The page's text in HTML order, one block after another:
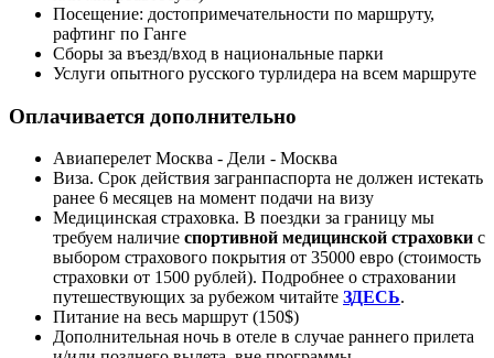
Посещение: достопримечательности по маршруту,
рафтинг по Ганге
Сборы за въезд/вход в национальные парки
Услуги опытного русского турлидера на всем маршруте
Оплачивается дополнительно
Авиаперелет Москва - Дели - Москва
Виза. Срок действия загранпаспорта не должен истекать
ранее 6 месяцев на момент подачи на визу
Медицинская страховка. В поездки за границу мы
требуем наличие спортивной медицинской страховки с
выбором страхового покрытия от 35000 евро (стоимость
страховки от 1500 рублей). Подробнее о страховании
путешествующих за рубежом читайте ЗДЕСЬ.
Питание на весь маршрут (150$)
Дополнительная ночь в отеле в случае раннего прилета